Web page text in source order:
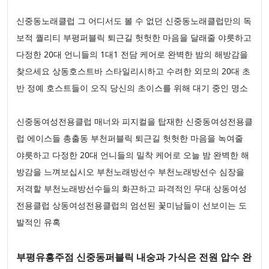
신중동노래클럽 그 어디서도 볼 수 없던 신중동노래클럽만의 독
보적 퀄리티 부평퍼블릭 퇴근길 헛헛한 마음을 달래줄 야릇하고
다정한 20대 언니들의 1대1 전담 케어로 완벽한 밤의 해방감을
찾으세요 상동호스트바 스타일리시하고 수려한 외모의 20대 초
반 정예 호스트들이 오직 당신의 초이스를 위해 대기 중인 명소
신중동여성전용클럽 매너와 피지컬을 탑재한 신중동여성전용클
럽 에이스들 총출동 부천퍼블릭 퇴근길 헛헛한 마음을 녹여줄
야릇하고 다정한 20대 언니들의 밀착 케어로 오늘 밤 완벽한 해
방감을 느껴보십시오 부천노래방선수 부천노래방선수 심장을
저격할 부천노래방선수들의 화끈하고 파격적인 무대 상동여성
전용클럽 상동여성전용클럽의 엄선된 꽃미남들이 선보이는 도
발적인 유혹
부평유흥주점 신중동퍼블릭 내숭과 가식은 전원 압수 완